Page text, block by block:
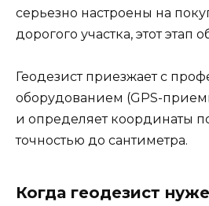
серьезно настроены на
дорогого участка, этот этап
Геодезист приезжает с
оборудованием (GPS-
и определяет координаты
точностью до сантиметра.
Когда геодезист